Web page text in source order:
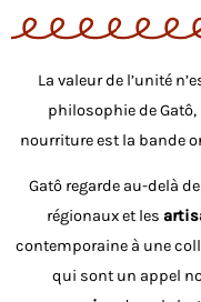
La valeur de l’unité
philosophie de
nourriture est la bande
Gatô regarde au-delà
régionaux et les
contemporaine à une
qui sont un appel